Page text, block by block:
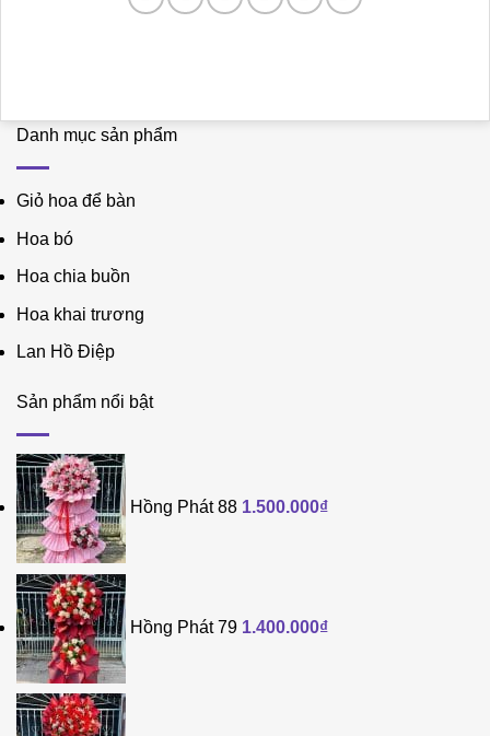
Danh mục sản phẩm
Giỏ hoa để bàn
Hoa bó
Hoa chia buồn
Hoa khai trương
Lan Hồ Điệp
Sản phẩm nổi bật
Hồng Phát 88 1.500.000₫
Hồng Phát 79 1.400.000₫